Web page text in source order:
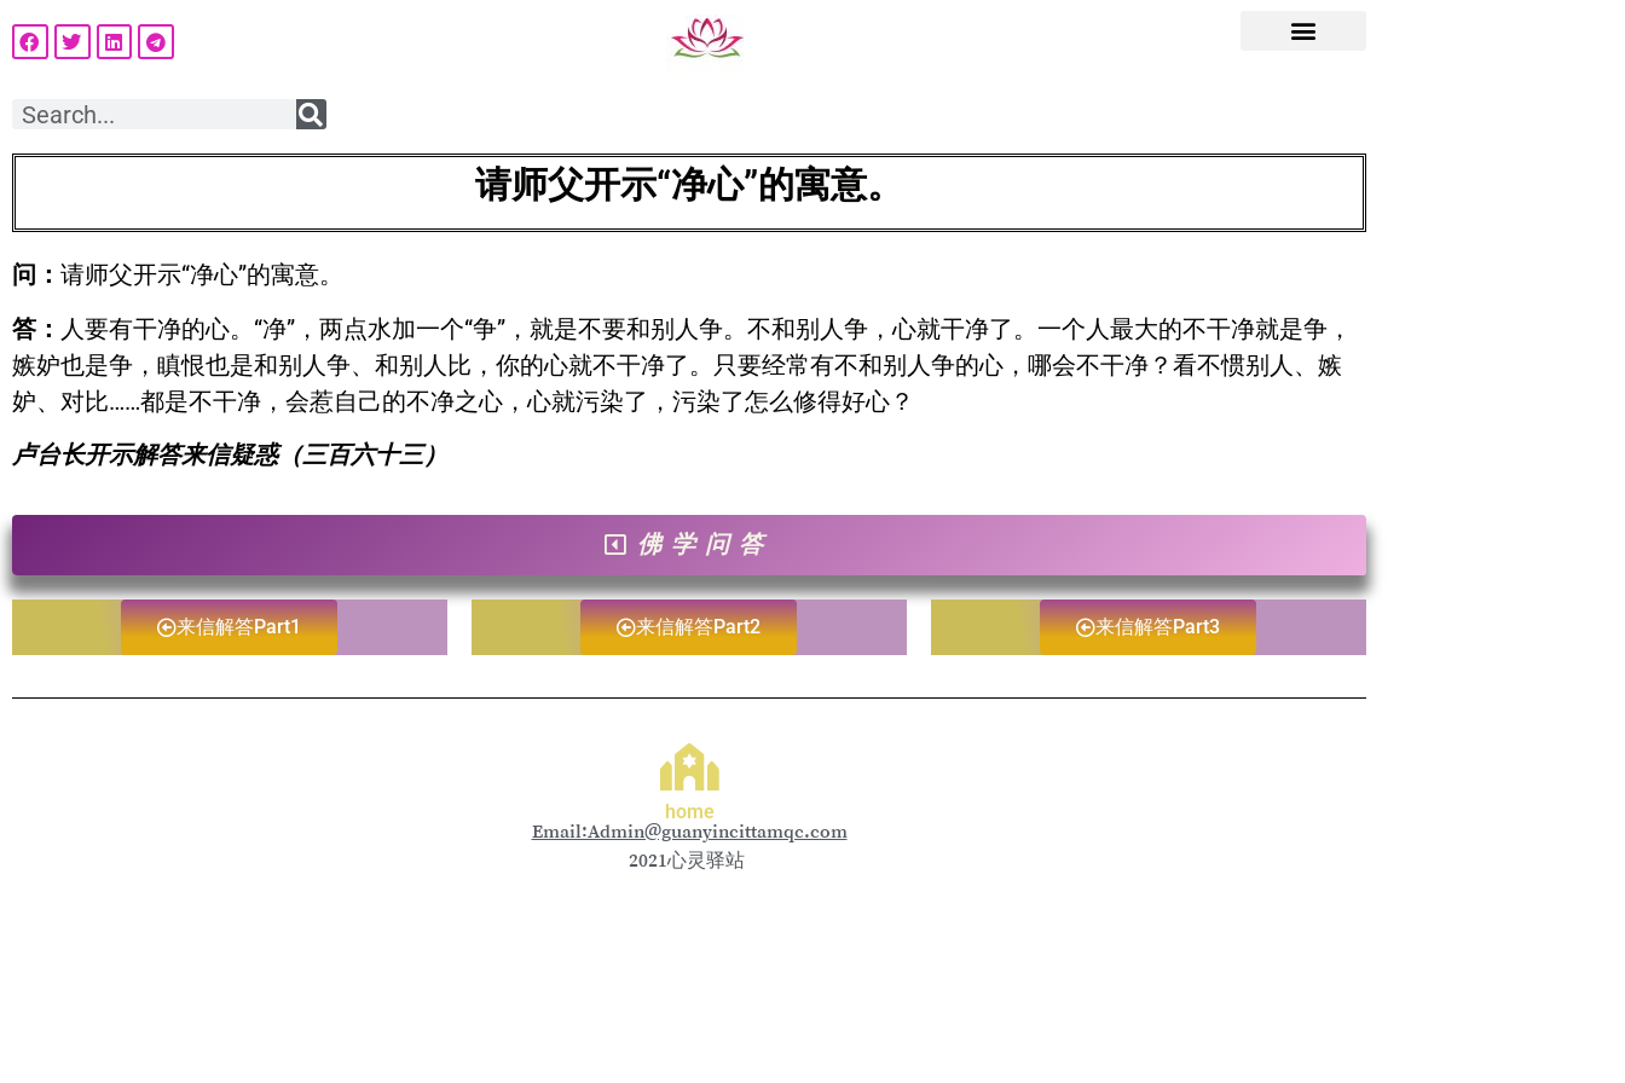
请师父开示“净心”的寓意。
问： 请师父开示“净心”的寓意。
答： 人要有干净的心。“净”，两点水加一个“争”，就是不要和别人争。不和别人争，心就干净了。一个人最大的不干净就是争，
嫉妒也是争，瞋恨也是和别人争、和别人比，你的心就不干净了。只要经常有不和别人争的心，哪会不干净？看不惯别人、嫉
妒、对比……都是不干净，会惹自己的不净之心，心就污染了，污染了怎么修得好心？
卢台长开示解答来信疑惑（三百六十三）
佛学问答
来信解答Part1 来信解答Part2 来信解答Part3
home
Email:Admin@guanyincittamqc.com
2021心灵驿站